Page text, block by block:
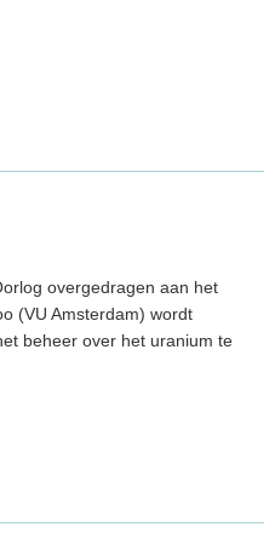
overgedragen aan het
(VU Amsterdam) wordt
beheer over het uranium te